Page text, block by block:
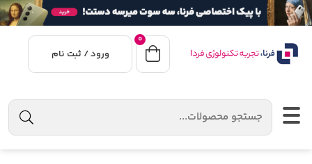
0
ورود / ثبت نام